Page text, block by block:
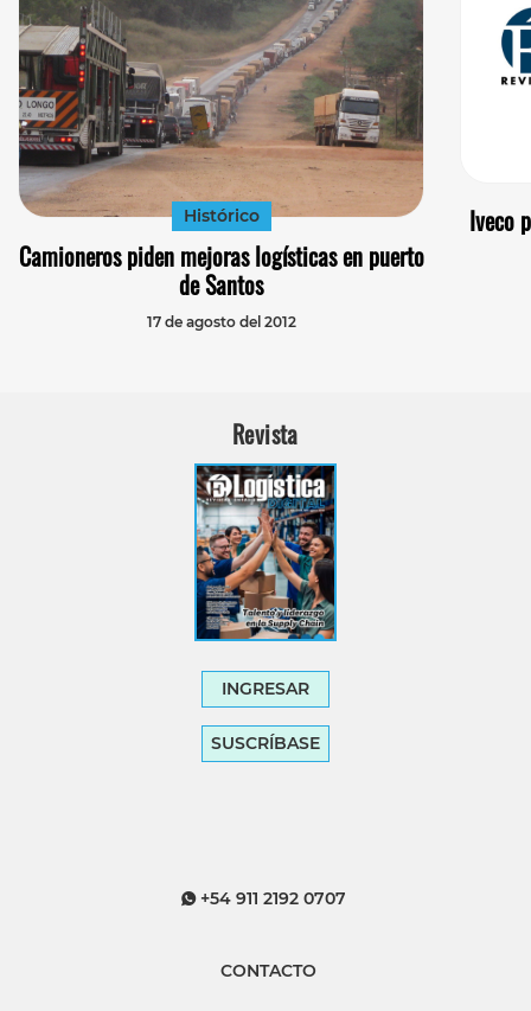
Histórico
Camioneros piden mejoras logísticas en puerto
de Santos
17 de agosto del 2012
Iveco
Revista
INGRESAR
SUSCRÍBASE
+54 911 2192 0707
CONTACTO